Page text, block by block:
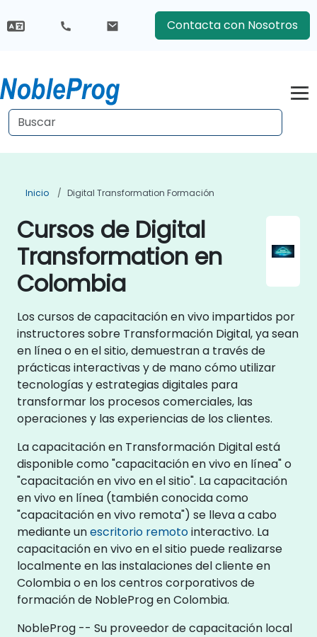
Contacta con Nosotros
Inicio Digital Transformation Formación
Cursos de Digital
Transformation en
Colombia
Los cursos de capacitación en vivo impartidos por
instructores sobre Transformación Digital, ya sean
en línea o en el sitio, demuestran a través de
prácticas interactivas y de mano cómo utilizar
tecnologías y estrategias digitales para
transformar los procesos comerciales, las
operaciones y las experiencias de los clientes.
La capacitación en Transformación Digital está
disponible como "capacitación en vivo en línea" o
"capacitación en vivo en el sitio". La capacitación
en vivo en línea (también conocida como
"capacitación en vivo remota") se lleva a cabo
mediante unescritorio remotointeractivo. La
capacitación en vivo en el sitio puede realizarse
localmente en las instalaciones del cliente en
Colombia o en los centros corporativos de
formación de NobleProg en Colombia.
NobleProg -- Su proveedor de capacitación local